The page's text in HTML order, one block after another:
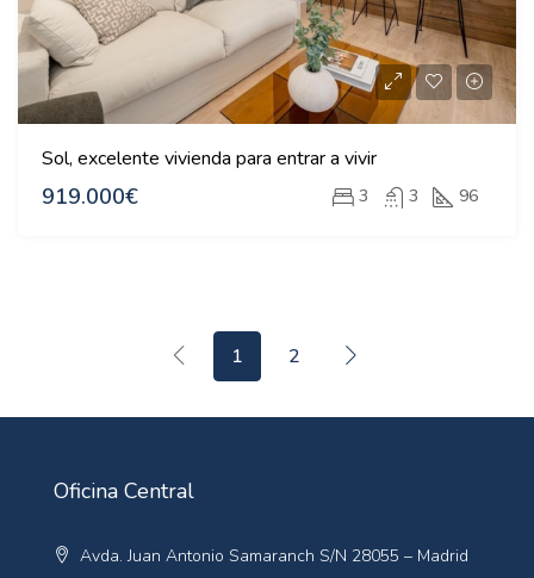
Sol, excelente vivienda para entrar a vivir
919.000€ 3 3 96
1 2
Oficina Central
Avda. Juan Antonio Samaranch S/N 28055 – Madrid